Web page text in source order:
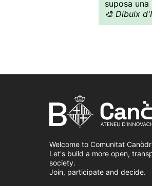
suposa
🎨 Dibuix
Welcome to Comunitat
Let's build a more open,
society.
Join, participate and decide.